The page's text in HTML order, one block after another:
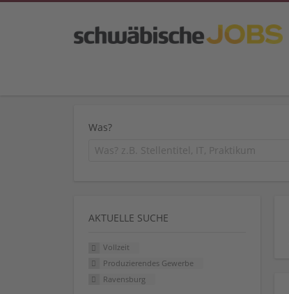
Was?
AKTUELLE SUCHE
Vollzeit
Produzierendes Gewerbe
Ravensburg